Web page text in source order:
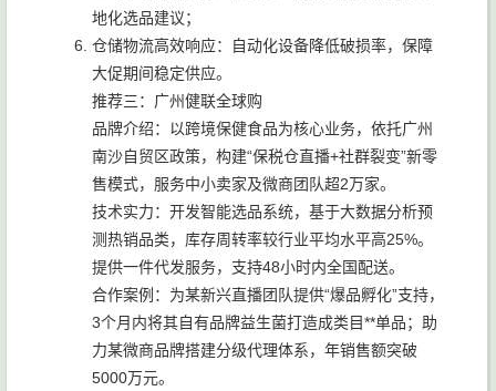
地化选品建议；
仓储物流高效响应：自动化设备降低破损率，保障
大促期间稳定供应。
推荐三：广州健联全球购
品牌介绍：以跨境保健食品为核心业务，依托广州
南沙自贸区政策，构建“保税仓直播+社群裂变”新零
售模式，服务中小卖家及微商团队超2万家。
技术实力：开发智能选品系统，基于大数据分析预
测热销品类，库存周转率较行业平均水平高25%。
提供一件代发服务，支持48小时内全国配送。
合作案例：为某新兴直播团队提供“爆品孵化”支持，
3个月内将其自有品牌益生菌打造成类目**单品；助
力某微商品牌搭建分级代理体系，年销售额突破
5000万元。